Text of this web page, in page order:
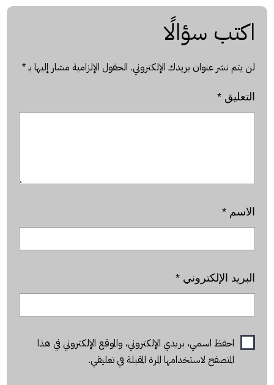
اكتب سؤالًا
لن يتم نشر عنوان بريدك الإلكتروني. الحقول الإلزامية مشار إليها بـ*
التعليق*
الاسم*
البريد الإلكتروني*
احفظ اسمي، بريدي الإلكتروني، والموقع الإلكتروني في هذا
المتصفح لاستخدامها المرة المقبلة في تعليقي.